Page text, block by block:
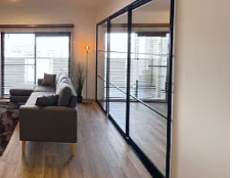
上するリフォームの「優先順
ターゲット層に合わせたデザ
ンとリフォーム、どっちが